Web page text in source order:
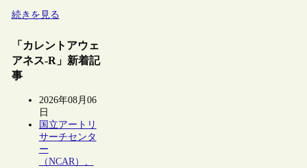
続きを見る
「カレントアウェ
アネス-R」新着記
事
2026年08月06
日
国立アートリ
サーチセンタ
ー
（NCAR）、